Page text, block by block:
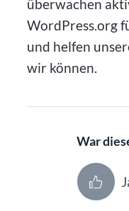
überwachen
WordPress.org
und helfen
wir können.
War